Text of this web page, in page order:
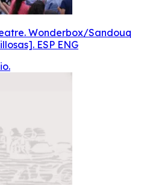
Wonderbox/Sandouq
ESP ENG